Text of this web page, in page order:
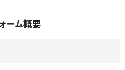
ーム概要